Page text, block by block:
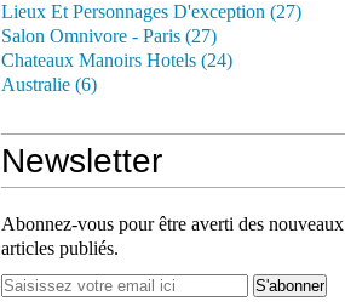
Lieux Et Personnages D'exception (27)
Salon Omnivore - Paris (27)
Chateaux Manoirs Hotels (24)
Australie (6)
Newsletter
Abonnez-vous pour être averti des nouveaux
articles publiés.